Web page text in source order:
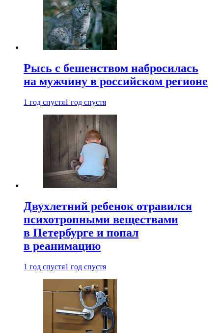
Рысь с бешенством набросилась
на мужчину в российском регионе
1 год спустя1 год спустя
Двухлетний ребенок отравился
психотропными веществами
в Петербурге и попал
в реанимацию
1 год спустя1 год спустя